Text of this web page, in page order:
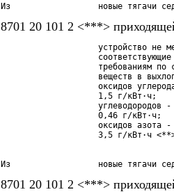
Из                  новые тягачи
8701 20 101 2 <***>
устройство не
соответствующие
требованиям по
веществ в
оксидов
                    1,5 г/кВт·ч;
углеводородов -
                    0,46 г/кВт·ч;
оксидов азота -
Из                  новые тягачи
8701 20 101 2 <***>